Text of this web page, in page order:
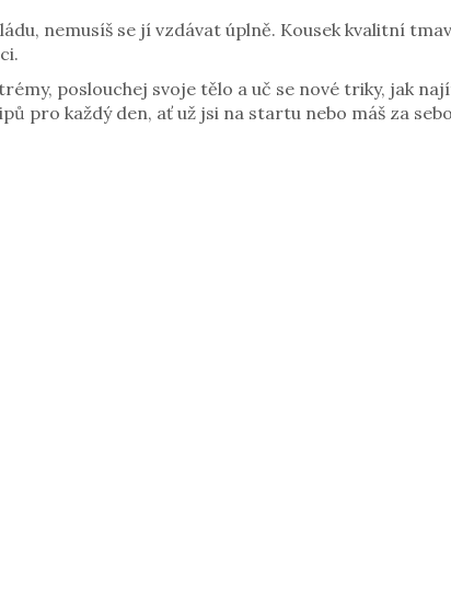
nemusíš se jí vzdávat úplně. Kousek kvalitní
poslouchej svoje tělo a uč se nové triky, jak
pro každý den, ať už jsi na startu nebo máš za